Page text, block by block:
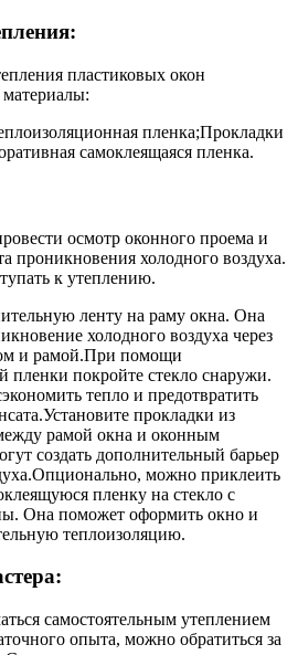
пластиковых окон
пленка;Прокладки
самоклеящаяся пленка.
осмотр оконного проема и
проникновения холодного воздуха.
к утеплению.
ленту на раму окна. Она
холодного воздуха через
и рамой.При помощи
пленки покройте стекло снаружи.
тепло и предотвратить
прокладки из
рамой окна и оконным
создать дополнительный барьер
можно приклеить
пленку на стекло с
Она поможет оформить окно и
теплоизоляцию.
самостоятельным утеплением
опыта, можно обратиться за